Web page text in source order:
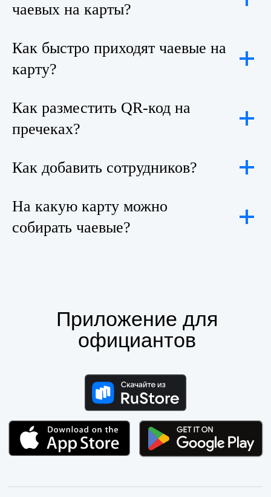
чаевых на карты?
Как быстро приходят чаевые на
карту?
Как разместить QR-код на
пречеках?
Как добавить сотрудников?
На какую карту можно
собирать чаевые?